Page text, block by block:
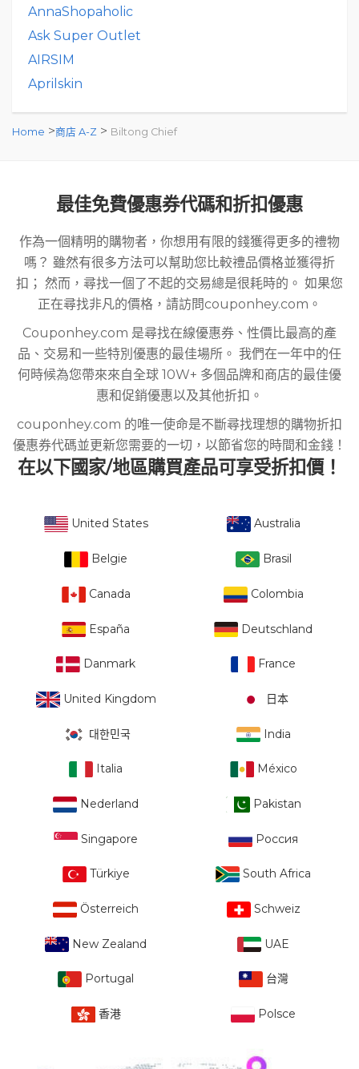
AnnaShopaholic
Ask Super Outlet
AIRSIM
Aprilskin
Home >商店 A-Z > Biltong Chief
最佳免費優惠券代碼和折扣優惠
作為一個精明的購物者，你想用有限的錢獲得更多的禮物
嗎？ 雖然有很多方法可以幫助您比較禮品價格並獲得折
扣； 然而，尋找一個了不起的交易總是很耗時的。 如果您
正在尋找非凡的價格，請訪問couponhey.com。
Couponhey.com 是尋找在線優惠券、性價比最高的產
品、交易和一些特別優惠的最佳場所。 我們在一年中的任
何時候為您帶來來自全球 10W+ 多個品牌和商店的最佳優
惠和促銷優惠以及其他折扣。
couponhey.com 的唯一使命是不斷尋找理想的購物折扣
優惠券代碼並更新您需要的一切，以節省您的時間和金錢！
在以下國家/地區購買產品可享受折扣價！
United States Australia
Belgie Brasil
Canada Colombia
España Deutschland
Danmark France
United Kingdom 日本
대한민국 India
Italia México
Nederland Pakistan
Singapore Россия
Türkiye South Africa
Österreich Schweiz
New Zealand UAE
Portugal 台灣
香港 Polsce